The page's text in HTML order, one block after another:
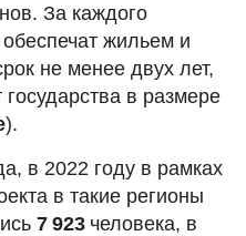
За каждого
обеспечат жильем и
не менее двух лет,
в размере
).
в 2022 году в рамках
в такие регионы
7 923 человека, в